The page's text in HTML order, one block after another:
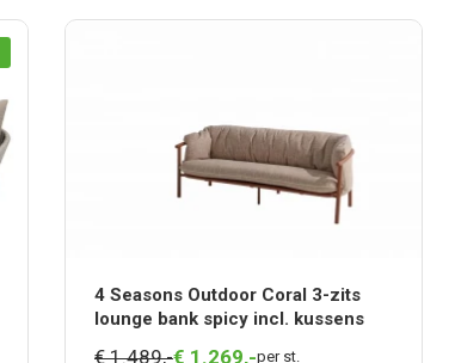
4 Seasons Outdoor Coral 3-zits
lounge bank spicy incl. kussens
€ 1.489,-€ 1.269,-per st.